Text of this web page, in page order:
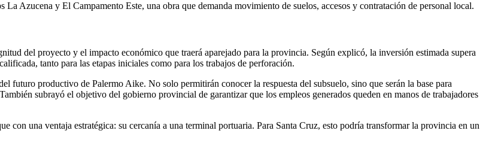
Azucena y El Campamento Este, una obra que demanda movimiento de suelos, accesos y contratación de personal local.
del proyecto y el impacto económico que traerá aparejado para la provincia. Según explicó, la inversión estimada supera
tanto para las etapas iniciales como para los trabajos de perforación.
futuro productivo de Palermo Aike. No solo permitirán conocer la respuesta del subsuelo, sino que serán la base para
subrayó el objetivo del gobierno provincial de garantizar que los empleos generados queden en manos de trabajadores
con una ventaja estratégica: su cercanía a una terminal portuaria. Para Santa Cruz, esto podría transformar la provincia en un